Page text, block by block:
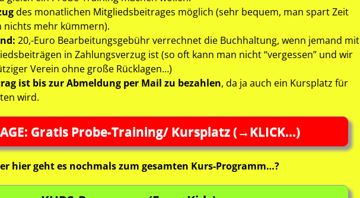
des monatlichen Mitgliedsbeitrages möglich (sehr bequem, man spart Zeit
nichts mehr kümmern).
20,-Euro Bearbeitungsgebühr verrechnet die Buchhaltung, wenn jemand mit
in Zahlungsverzug ist (so oft kann man nicht “vergessen” und wir
Verein ohne große Rücklagen…)
ist bis zur Abmeldung per Mail zu bezahlen, da ja auch ein Kursplatz für
wird.
Gratis Probe-Training/ Kursplatz (→KLICK…)
hier geht es nochmals zum gesamten Kurs-Programm…?